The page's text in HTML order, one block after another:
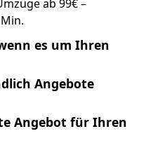
ab 99€ –
es um Ihren
Angebote
Angebot für Ihren